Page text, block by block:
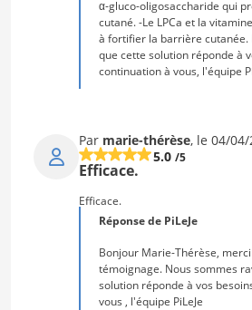
α-gluco-oligosaccharide qui
cutané. -Le LPCa et la
à fortifier la barrière cutanée.
que cette solution réponde à
continuation à vous, l'équipe
Par marie-thérèse, le 04/
5.0 /5
Efficace.
Efficace.
Réponse de PiLeJe
Bonjour Marie-Thérèse,
témoignage. Nous sommes
solution réponde à vos
vous , l'équipe PiLeJe